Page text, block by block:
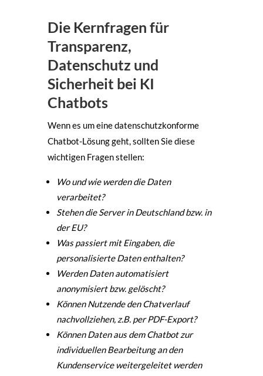
Die Kernfragen für
Transparenz,
Datenschutz und
Sicherheit bei KI
Chatbots
Wenn es um eine datenschutzkonforme
Chatbot-Lösung geht, sollten Sie diese
wichtigen Fragen stellen:
Wo und wie werden die Daten
verarbeitet?
Stehen die Server in Deutschland bzw. in
der EU?
Was passiert mit Eingaben, die
personalisierte Daten enthalten?
Werden Daten automatisiert
anonymisiert bzw. gelöscht?
Können Nutzende den Chatverlauf
nachvollziehen, z.B. per PDF-Export?
Können Daten aus dem Chatbot zur
individuellen Bearbeitung an den
Kundenservice weitergeleitet werden